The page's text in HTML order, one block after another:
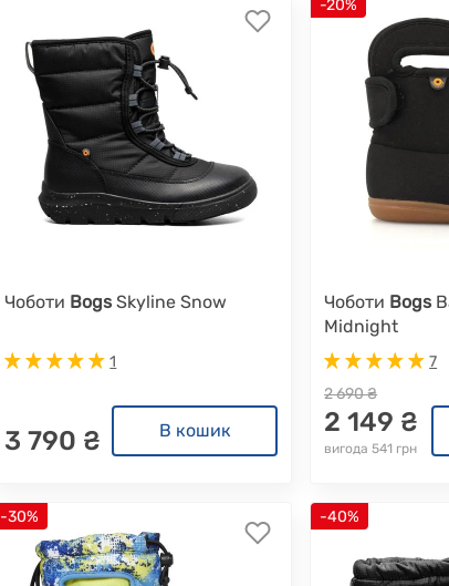
Чоботи Bogs Skyline Snow
1
3 790 ₴ В кошик
-20%
Чоботи Bogs
Midnight
7
2 690 ₴
2 149 ₴
вигода 541 грн
-30% -40%